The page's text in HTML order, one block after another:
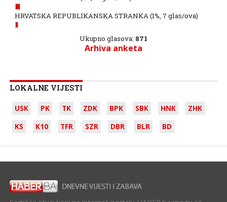
HRVATSKA REPUBLIKANSKA STRANKA(1%, 7 glas/ova)
Ukupno glasova: 871
Arhiva anketa
LOKALNE VIJESTI
USK PK TK ZDK BPK SBK HNK
ZHK
KS
K10 TFR SZR DBR BLR BD